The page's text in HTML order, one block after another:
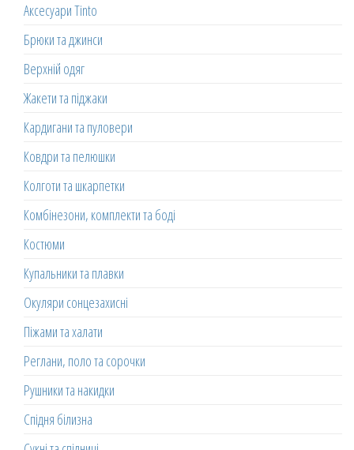
Аксесуари Tinto
Брюки та джинси
Верхній одяг
Жакети та піджаки
Кардигани та пуловери
Ковдри та пелюшки
Колготи та шкарпетки
Комбінезони, комплекти та боді
Костюми
Купальники та плавки
Окуляри сонцезахисні
Піжами та халати
Реглани, поло та сорочки
Рушники та накидки
Спідня білизна